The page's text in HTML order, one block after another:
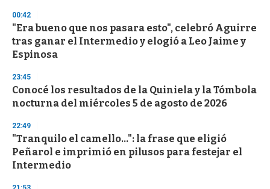
d
s
00:42
"Era bueno que nos pasara esto", celebró Aguirre
tras ganar el Intermedio y elogió a Leo Jaime y
Espinosa
23:45
Conocé los resultados de la Quiniela y la Tómbola
nocturna del miércoles 5 de agosto de 2026
22:49
"Tranquilo el camello...": la frase que eligió
Peñarol e imprimió en pilusos para festejar el
Intermedio